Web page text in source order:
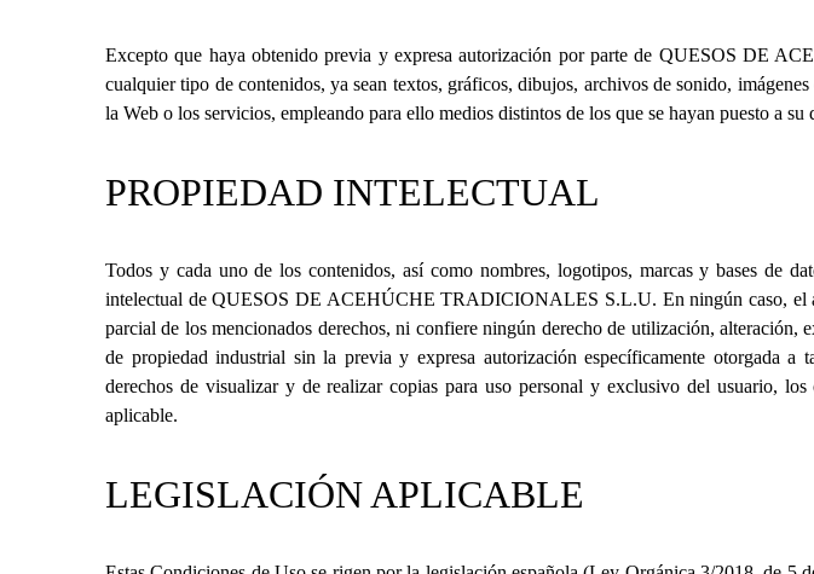
Excepto que haya obtenido previa y expresa autorización por parte de QUESOS DE
cualquier tipo de contenidos, ya sean textos, gráficos, dibujos, archivos de sonido,
la Web o los servicios, empleando para ello medios distintos de los que se hayan puesto a
PROPIEDAD INTELECTUAL
Todos y cada uno de los contenidos, así como nombres, logotipos, marcas y bases de
intelectual deQUESOS DE ACEHÚCHE TRADICIONALES S.L.U. En ningún caso, el
parcial de los mencionados derechos, ni confiere ningún derecho de utilización,
de propiedad industrial sin la previa y expresa autorización específicamente otorgada a
derechos de visualizar y de realizar copias para uso personal y exclusivo del usuario,
aplicable.
LEGISLACIÓN APLICABLE